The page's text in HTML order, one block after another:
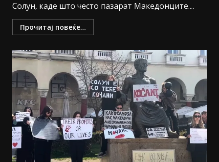
Солун, каде што често пазарат Македонците....
Прочитај повеќе...